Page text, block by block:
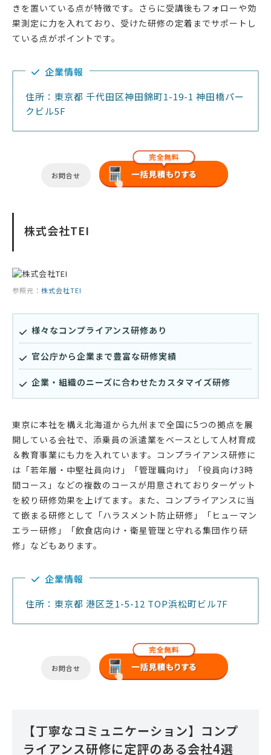
きを置いている点が特徴です。さらに受講後もフォローや効
果測定に力を入れており、受けた研修の定着までサポートし
ている点がポイントです。
企業情報
住所：東京都 千代田区神田錦町1-19-1 神田橋パー
クビル5F
お問合せ
株式会社TEI
参照元： 株式会社TEI
様々なコンプライアンス研修あり
官公庁から企業まで豊富な研修実績
企業・組織のニーズに合わせたカスタマイズ研修
東京に本社を構え北海道から九州まで全国に5つの拠点を展
開している会社で、添乗員の派遣業をベースとして人材育成
＆教育事業にも力を入れています。コンプライアンス研修に
は「若年層・中堅社員向け」「管理職向け」「役員向け3時
間コース」などの複数のコースが用意されておりターゲット
を絞り研修効果を上げてます。また、コンプライアンスに当
て嵌まる研修として「ハラスメント防止研修」「ヒューマン
エラー研修」「飲食店向け・衛星管理と守れる集団作り研
修」などもあります。
企業情報
住所：東京都 港区芝1-5-12 TOP浜松町ビル7F
お問合せ
【丁寧なコミュニケーション】コンプ
ライアンス研修に定評のある会社4選